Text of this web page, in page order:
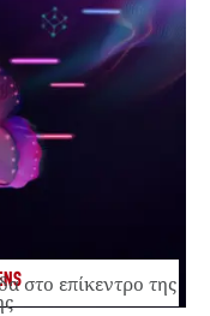
στο επίκεντρο της